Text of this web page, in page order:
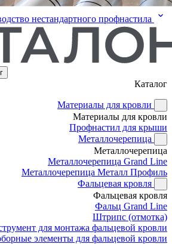
нестандартного профнастила
Каталог
Материалы для кровли
Материалы для кровли
Профнастил для крыши
Металлочерепица
Металлочерепица
Металлочерепица Grand Line
Металлочерепица Металл Профиль
Фальцевая кровля
Фальцевая кровля
Фальц Grand Line
Штрипс (отмотка)
для монтажа фальцевой кровли
элементы для фальцевой кровли